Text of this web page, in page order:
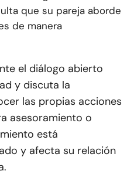
que su pareja aborde
de manera
el diálogo abierto
y discuta la
las propias acciones
asesoramiento o
está
y afecta su relación